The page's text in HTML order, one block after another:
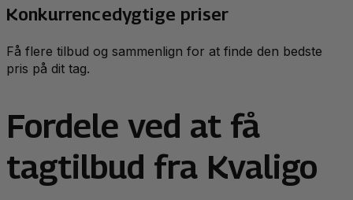
Konkurrencedygtige priser
Få flere tilbud og sammenlign for at finde den bedste
pris på dit tag.
Fordele ved at få
tagtilbud fra Kvaligo